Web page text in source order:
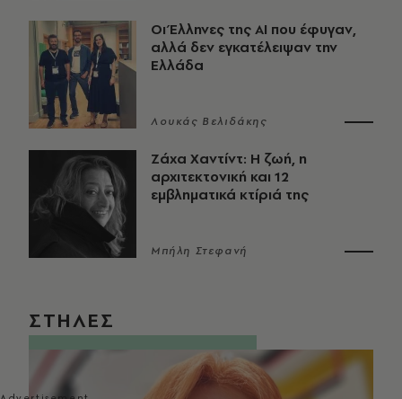
Οι Έλληνες της ΑΙ που έφυγαν,
αλλά δεν εγκατέλειψαν την
Ελλάδα
Λουκάς Βελιδάκης
Ζάχα Χαντίντ: Η ζωή, η
αρχιτεκτονική και 12
εμβληματικά κτίριά της
Μπήλη Στεφανή
ΣΤΗΛΕΣ